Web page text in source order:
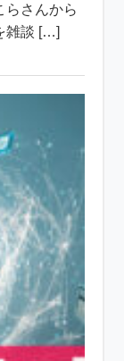
らさんから
雑談 […]